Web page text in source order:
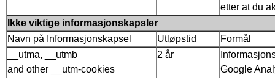
etter at du
Ikke viktige informasjonskapsler
Navn på Informasjonskapsel
Utløpstid
Formål
__utma, __utmb
and other __utm-cookies
2 år
Google